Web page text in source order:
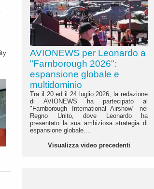
AVIONEWS per Leonardo a
"Farnborough 2026":
espansione globale e
multidominio
Tra il 20 ed il 24 luglio 2026, la redazione
di AVIONEWS ha partecipato al
"Farnborough International Airshow" nel
Regno Unito, dove Leonardo ha
presentato la sua ambiziosa strategia di
espansione globale....
Visualizza video precedenti